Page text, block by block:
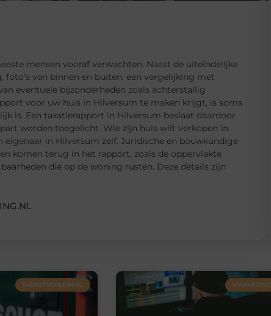
mensen vooraf verwachten. Naast de uiteindelijke
van binnen en buiten, een vergelijking met
eventuele bijzonderheden zoals achterstallig
voor uw huis in Hilversum te maken krijgt, is soms
is. Een taxatierapport in Hilversum beslaat daardoor
worden toegelicht. Wie zijn huis wilt verkopen in
eigenaar in Hilversum zelf. Juridische en bouwkundige
komen terug in het rapport, zoals de oppervlakte
die op de woning rusten. Deze details zijn
DIENSTVERLENING MARKETING